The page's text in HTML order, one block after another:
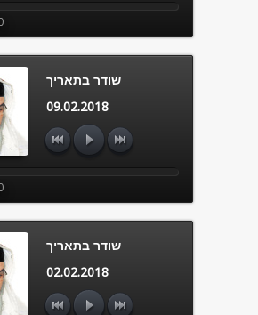
שודר בתאריך
09.02.2018
שודר בתאריך
02.02.2018